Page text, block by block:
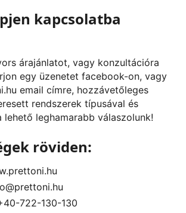
kapcsolatba
árajánlatot, vagy konzultációra
egy üzenetet facebook-on, vagy
email címre, hozzávetőleges
rendszerek típusával és
lehető leghamarabb válaszolunk!
röviden:
722-130-130